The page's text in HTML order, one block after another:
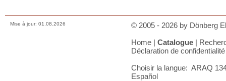
Mise à jour: 01.08.2026
© 2005 - 2026 by Dönberg
Home | Catalogue |
Déclaration de confidentialité
Choisir la langue: ARAQ
Español